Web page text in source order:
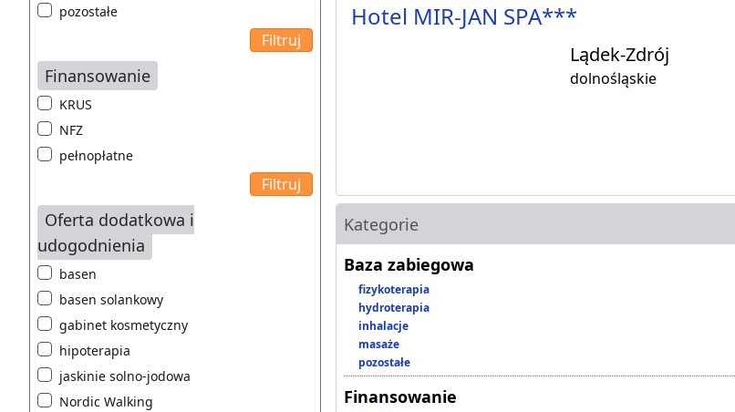
pozostałe
Finansowanie
KRUS
NFZ
pełnopłatne
Oferta dodatkowa i
udogodnienia
basen
basen solankowy
gabinet kosmetyczny
hipoterapia
jaskinie solno-jodowa
Nordic Walking
Hotel MIR-JAN SPA***
Lądek-Zdrój
dolnośląskie
Kategorie
Baza zabiegowa
fizykoterapia
hydroterapia
inhalacje
masaże
pozostałe
Finansowanie